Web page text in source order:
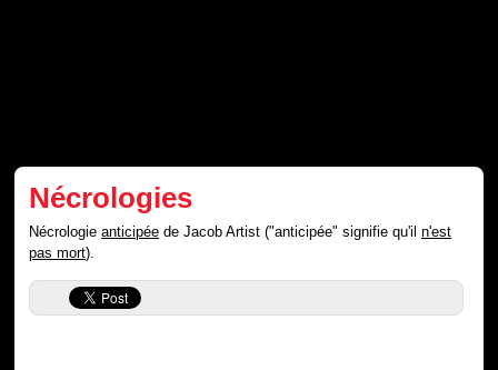
Nécrologies
Nécrologieanticipée de Jacob Artist ("anticipée" signifie qu'iln'est
pas mort).